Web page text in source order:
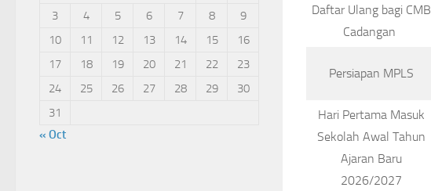
Daftar Ulang bagi CMB
Cadangan
Persiapan MPLS
Hari Pertama Masuk
Sekolah Awal Tahun
Ajaran Baru
2026/2027
3
4 5 6 7 8
9
10
11 12 13 14 15
16
17
18 19 20 21 22
23
24
25 26 27 28 29
30
31
« Oct